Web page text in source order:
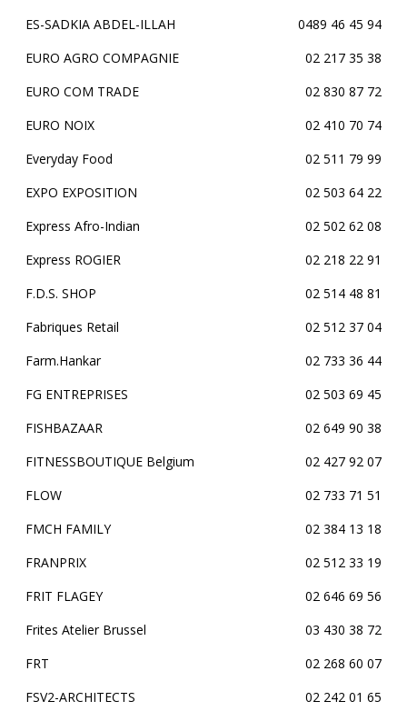
ES-SADKIA ABDEL-ILLAH
0489 46 45 94
EURO AGRO COMPAGNIE
02 217 35 38
EURO COM TRADE
02 830 87 72
EURO NOIX
02 410 70 74
Everyday Food
02 511 79 99
EXPO EXPOSITION
02 503 64 22
Express Afro-Indian
02 502 62 08
Express ROGIER
02 218 22 91
F.D.S. SHOP
02 514 48 81
Fabriques Retail
02 512 37 04
Farm.Hankar
02 733 36 44
FG ENTREPRISES
02 503 69 45
FISHBAZAAR
02 649 90 38
FITNESSBOUTIQUE Belgium
02 427 92 07
FLOW
02 733 71 51
FMCH FAMILY
02 384 13 18
FRANPRIX
02 512 33 19
FRIT FLAGEY
02 646 69 56
Frites Atelier Brussel
03 430 38 72
FRT
02 268 60 07
FSV2-ARCHITECTS
02 242 01 65